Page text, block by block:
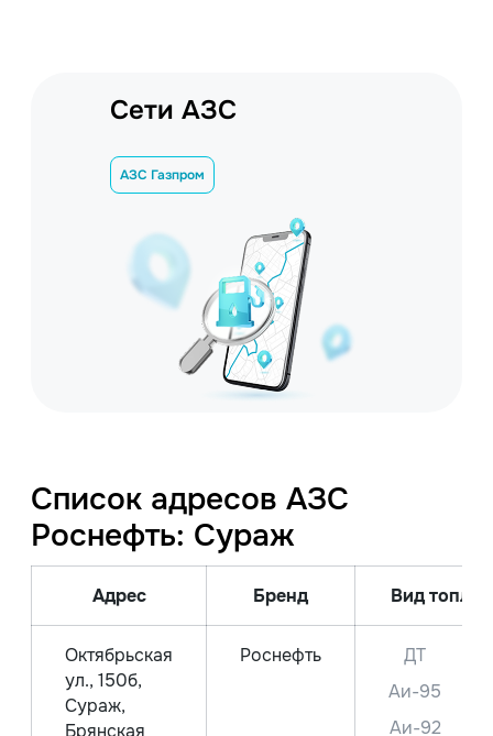
Сети АЗС
АЗС Газпром
Список адресов АЗС
Роснефть: Сураж
Адрес Бренд Вид
Октябрьская
ул., 150б,
Сураж,
Брянская
Роснефть
ДТ
Аи-95
Аи-92